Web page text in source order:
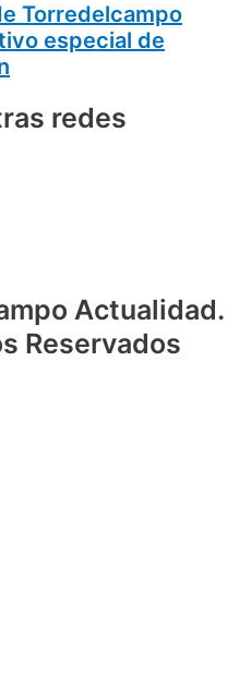
Torredelcampo
especial de
redes
Actualidad.
Reservados